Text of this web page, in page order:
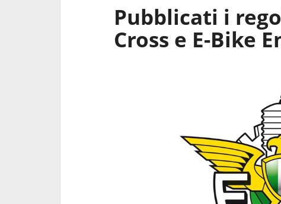
Pubblicati i
Cross e E-Bike
Coppa del Mondo E-Bike
Fine settimana mondiale in